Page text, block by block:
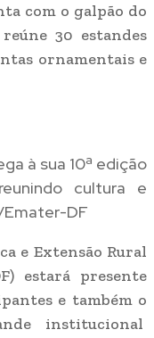
com o galpão do
30 estandes
ornamentais e
à sua 10ª edição
cultura e
Emater-DF
e Extensão Rural
estará presente
e também o
institucional